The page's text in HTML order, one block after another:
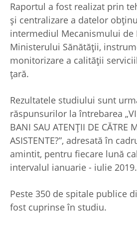
Raportul a fost realizat prin
și centralizare a datelor
intermediul Mecanismului de
Ministerului Sănătății,
monitorizare a calității
țară.
Rezultatele studiului sunt
răspunsurilor la întrebarea „VI
BANI SAU ATENȚII DE CĂTRE
ASISTENTE?”, adresată în
amintit, pentru fiecare lună
intervalul ianuarie - iulie 2019.
Peste 350 de spitale publice
fost cuprinse în studiu.